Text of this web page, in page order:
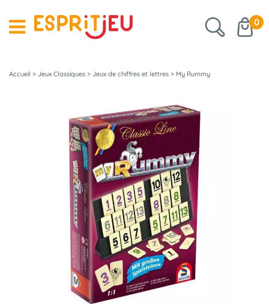
0
Accueil > Jeux Classiques > Jeux de chiffres et lettres > My Rummy